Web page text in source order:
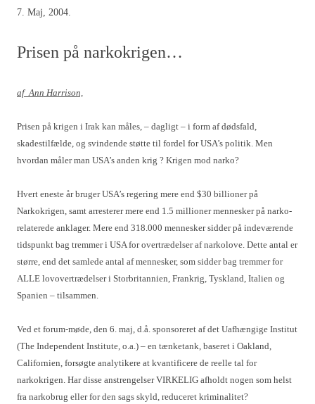
7. Maj, 2004.
Prisen på narkokrigen…
af Ann Harrison,
Prisen på krigen i Irak kan måles, – dagligt – i form af dødsfald,
skadestilfælde, og svindende støtte til fordel for USA’s politik. Men
hvordan måler man USA’s anden krig ? Krigen mod narko?
Hvert eneste år bruger USA’s regering mere end $30 billioner på
Narkokrigen, samt arresterer mere end 1.5 millioner mennesker på narko-
relaterede anklager. Mere end 318.000 mennesker sidder på indeværende
tidspunkt bag tremmer i USA for overtrædelser af narkolove. Dette antal er
større, end det samlede antal af mennesker, som sidder bag tremmer for
ALLE lovovertrædelser i Storbritannien, Frankrig, Tyskland, Italien og
Spanien – tilsammen.
Ved et forum-møde, den 6. maj, d.å. sponsoreret af det Uafhængige Institut
(The Independent Institute, o.a.) – en tænketank, baseret i Oakland,
Californien, forsøgte analytikere at kvantificere de reelle tal for
narkokrigen. Har disse anstrengelser VIRKELIG afholdt nogen som helst
fra narkobrug eller for den sags skyld, reduceret kriminalitet?